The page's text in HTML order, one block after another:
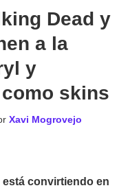
Dead y
a la
y
skins
Xavi Mogrovejo
está convirtiendo en